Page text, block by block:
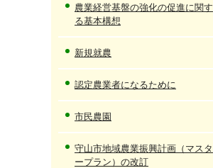
農業経営基盤の強化の促進に関す
る基本構想
新規就農
認定農業者になるために
市民農園
守山市地域農業振興計画（マスタ
ープラン）の改訂